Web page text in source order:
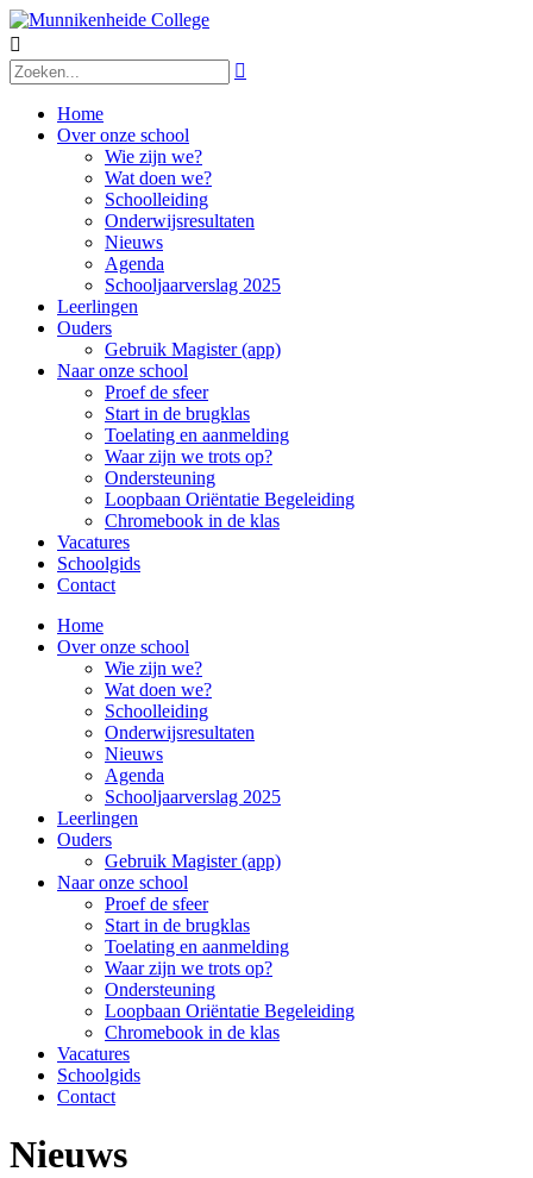


Home
Over onze school
Wie zijn we?
Wat doen we?
Schoolleiding
Onderwijsresultaten
Nieuws
Agenda
Schooljaarverslag 2025
Leerlingen
Ouders
Gebruik Magister (app)
Naar onze school
Proef de sfeer
Start in de brugklas
Toelating en aanmelding
Waar zijn we trots op?
Ondersteuning
Loopbaan Oriëntatie Begeleiding
Chromebook in de klas
Vacatures
Schoolgids
Contact
Home
Over onze school
Wie zijn we?
Wat doen we?
Schoolleiding
Onderwijsresultaten
Nieuws
Agenda
Schooljaarverslag 2025
Leerlingen
Ouders
Gebruik Magister (app)
Naar onze school
Proef de sfeer
Start in de brugklas
Toelating en aanmelding
Waar zijn we trots op?
Ondersteuning
Loopbaan Oriëntatie Begeleiding
Chromebook in de klas
Vacatures
Schoolgids
Contact
Nieuws